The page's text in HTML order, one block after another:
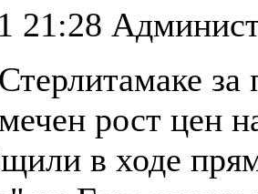
21:28
за
рост цен
в ходе